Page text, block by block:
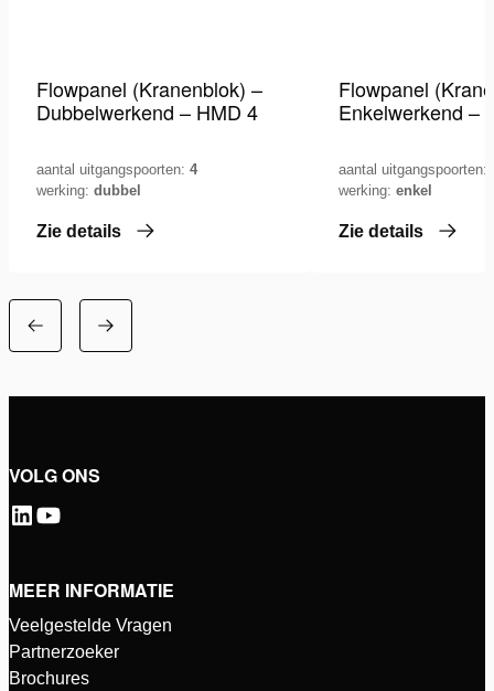
Flowpanel (Kranenblok) –
Dubbelwerkend – HMD 4
aantal uitgangspoorten: 4
werking: dubbel
Zie details
Flowpanel
Enkelwerkend –
aantal uitgangspoorten:
werking: enkel
Zie details
VOLG ONS
MEER INFORMATIE
Veelgestelde Vragen
Partnerzoeker
Brochures